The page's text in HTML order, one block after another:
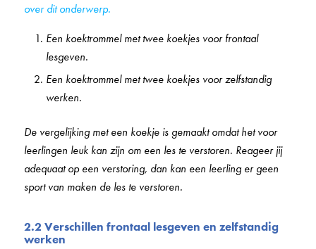
over dit onderwerp.
Een koektrommel met twee koekjes voor frontaal
lesgeven.
Een koektrommel met twee koekjes voor zelfstandig
werken.
De vergelijking met een koekje is gemaakt omdat het voor
leerlingen leuk kan zijn om een les te verstoren. Reageer jij
adequaat op een verstoring, dan kan een leerling er geen
sport van maken de les te verstoren.
2.2 Verschillen frontaal lesgeven en zelfstandig
werken